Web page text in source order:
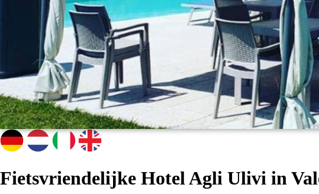
Fietsvriendelijke Hotel Agli Ulivi in